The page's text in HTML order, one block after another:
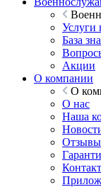
Услуги
База
Акции
О компании
О
О нас
Наша
Отзывы